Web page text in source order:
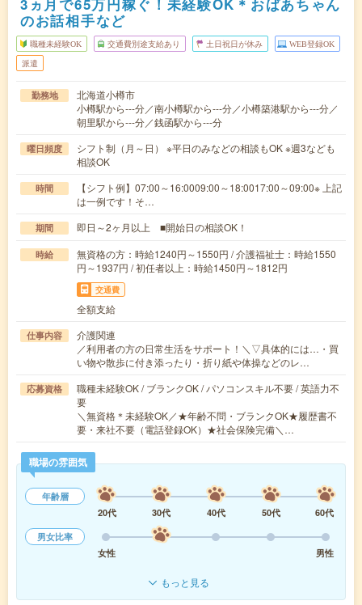
3ヵ月で65万円稼ぐ！未経験OK＊おばあちゃん
のお話相手など
職種未経験OK 交通費別途支給あり 土日祝日が休み WEB登録OK
派遣
勤務地
北海道小樽市
小樽駅から---分／南小樽駅から---分／小樽築港駅から---分／
朝里駅から---分／銭函駅から---分
曜日頻度
シフト制（月～日） ※平日のみなどの相談もOK ※週3なども
相談OK
時間
【シフト例】07:00～16:0009:00～18:0017:00～09:00※ 上記
は一例です！そ…
期間 即日～2ヶ月以上 ■開始日の相談OK！
時給
無資格の方：時給1240円～1550円 / 介護福祉士：時給1550
円～1937円 / 初任者以上：時給1450円～1812円
交通費
全額支給
仕事内容
介護関連
／利用者の方の日常生活をサポート！＼▽具体的には…・買
い物や散歩に付き添ったり・折り紙や体操などのレ…
応募資格
職種未経験OK / ブランクOK / パソコンスキル不要 / 英語力不
要
＼無資格＊未経験OK／★年齢不問・ブランクOK★履歴書不
要・来社不要（電話登録OK）★社会保険完備＼…
職場の雰囲気
年齢層
20代
30代 40代 50代
60代
男女比率
女性
男性
もっと見る